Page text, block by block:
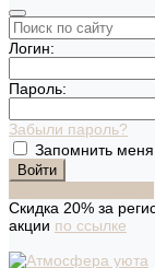
Логин:
Пароль:
Забыли пароль?
Запомнить меня
Скидка 20% за
акции по ссылке